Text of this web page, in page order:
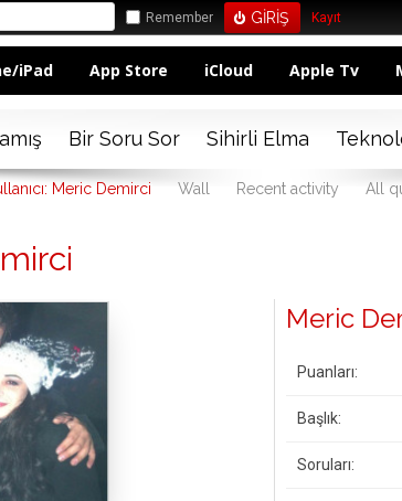
Remember Kayıt
iPad App Store iCloud Apple Tv
Bir Soru Sor Sihirli Elma
Meric Demirci Wall Recent activity All
Meric
Puanları:
Başlık:
Soruları: